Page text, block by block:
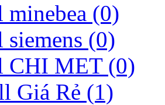
minebea (0)
siemens (0)
CHI MET (0)
Giá Rẻ (1)